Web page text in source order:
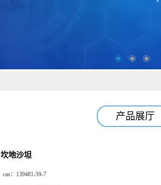
产品展厅
坎地沙坦
cas： 139481-59-7